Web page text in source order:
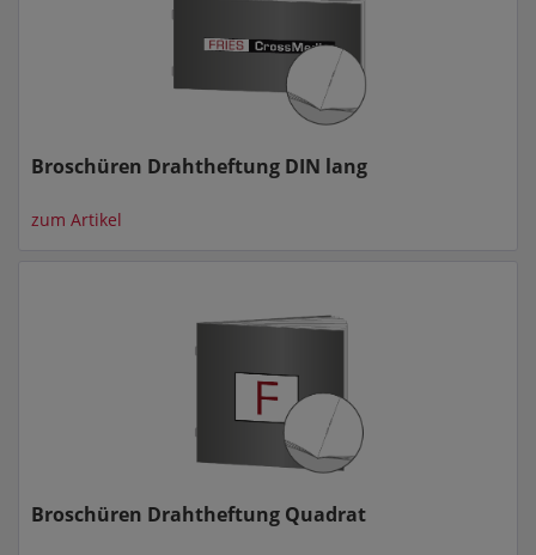
Broschüren Drahtheftung DIN lang
zum Artikel
Broschüren Drahtheftung Quadrat